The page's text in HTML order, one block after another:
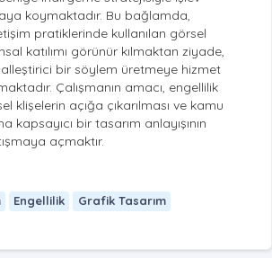
koymaktadır. Bu bağlamda,
pratiklerinde kullanılan görsel
katılımı görünür kılmaktan ziyade,
bir söylem üretmeye hizmet
Çalışmanın amacı, engellilik
klişelerin açığa çıkarılması ve kamu
kapsayıcı bir tasarım anlayışının
açmaktır.
Engellilik Grafik Tasarım